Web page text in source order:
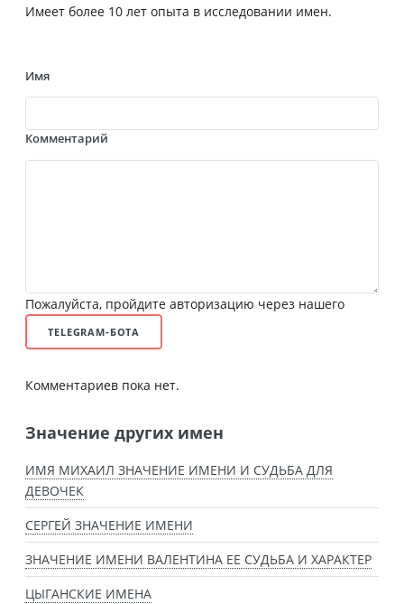
Имеет более 10 лет опыта в исследовании имен.
Имя
Комментарий
Пожалуйста, пройдите авторизацию через нашего
TELEGRAM-БОТА
Комментариев пока нет.
Значение других имен
ИМЯ МИХАИЛ ЗНАЧЕНИЕ ИМЕНИ И СУДЬБА ДЛЯ
ДЕВОЧЕК
СЕРГЕЙ ЗНАЧЕНИЕ ИМЕНИ
ЗНАЧЕНИЕ ИМЕНИ ВАЛЕНТИНА ЕЕ СУДЬБА И ХАРАКТЕР
ЦЫГАНСКИЕ ИМЕНА